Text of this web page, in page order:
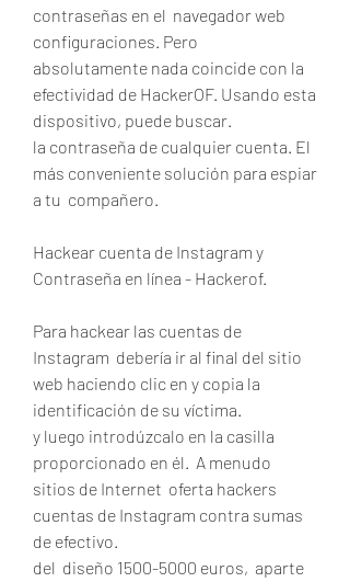
contraseñas en el  navegador web
configuraciones. Pero
absolutamente nada coincide con la
efectividad de HackerOF. Usando esta
dispositivo, puede buscar.
la contraseña de cualquier cuenta. El
más conveniente solución para espiar
a tu  compañero.
Hackear cuenta de Instagram y
Contraseña en línea - Hackerof.
Para hackear las cuentas de
Instagram  debería ir al final del sitio
web haciendo clic en y copia la
identificación de su víctima.
y luego introdúzcalo en la casilla
proporcionado en él.  A menudo
sitios de Internet  oferta hackers
cuentas de Instagram contra sumas
de efectivo.
del  diseño 1500-5000 euros,  aparte